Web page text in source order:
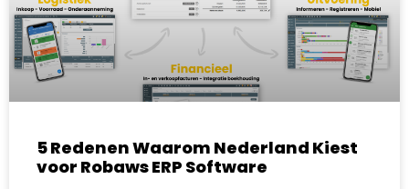
5 Redenen Waarom Nederland Kiest
voor Robaws ERP Software